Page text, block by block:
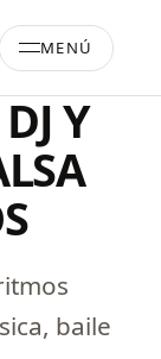
MENÚ
Y
baile